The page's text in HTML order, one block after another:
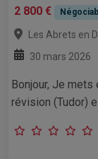
2 800 €
Les Abrets en
30 mars 2026
Bonjour, Je
révision (Tudor)